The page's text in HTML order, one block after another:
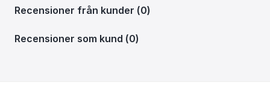
Recensioner från kunder (0)
Recensioner som kund (0)